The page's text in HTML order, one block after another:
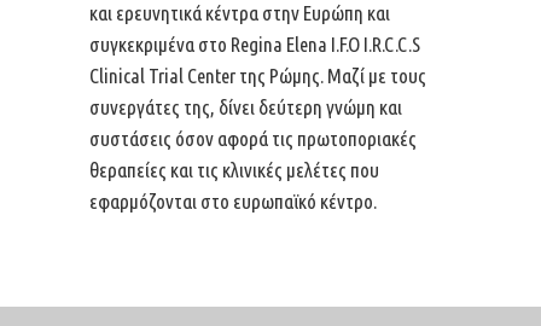
και ερευνητικά κέντρα στην Ευρώπη και
συγκεκριμένα στο Regina Elena I.F.O I.R.C.C.S
Clinical Trial Center της Ρώμης. Μαζί με τους
συνεργάτες της, δίνει δεύτερη γνώμη και
συστάσεις όσον αφορά τις πρωτοποριακές
θεραπείες και τις κλινικές μελέτες που
εφαρμόζονται στο ευρωπαϊκό κέντρο.